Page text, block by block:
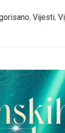
, Vijesti,